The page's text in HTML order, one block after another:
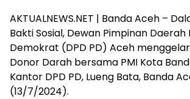
AKTUALNEWS.NET | Banda Aceh –
Bakti Sosial, Dewan Pimpinan Daerah
Demokrat (DPD PD) Aceh
Donor Darah bersama PMI Kota
Kantor DPD PD, Lueng Bata, Banda
(13/7/2024).